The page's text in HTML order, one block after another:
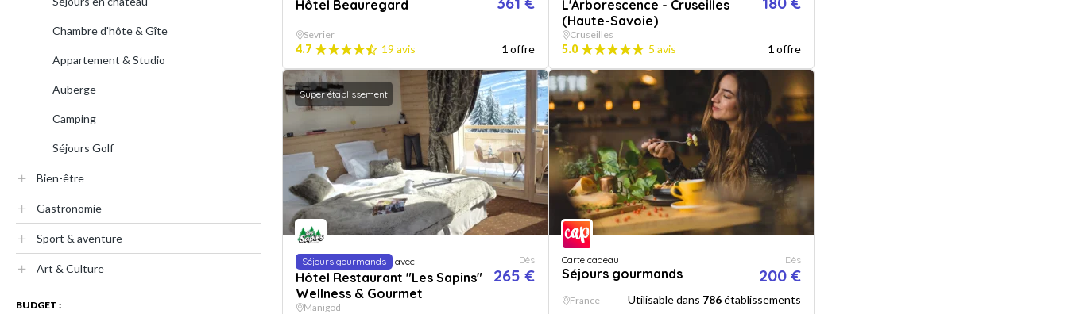
Chambre d'hôte & Gîte
Appartement & Studio
Auberge
Camping
Séjours Golf
Bien-être
Gastronomie
Sport & aventure
Art & Culture
BUDGET :
Hôtel Beauregard
Sevrier
4.7 19 avis 1offre
L'Arborescence - Cruseilles
(Haute-Savoie)
Cruseilles
5.0 5 avis 1offre
Super établissement
Séjours gourmands avec
Hôtel Restaurant "Les Sapins"
Wellness & Gourmet
Dès
265 €
Manigod
Carte cadeau
Séjours gourmands
Dès
200 €
France Utilisable dans 786établissements